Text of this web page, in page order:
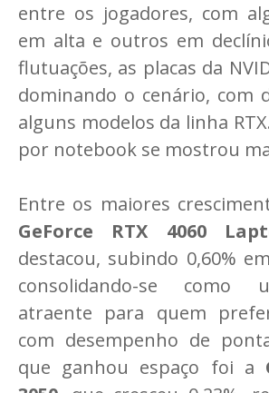
entre os jogadores, com
em alta e outros em
flutuações, as placas da
dominando o cenário, com
alguns modelos da linha
por notebook se mostrou
Entre os maiores
GeForce RTX 4060
destacou, subindo 0,60%
consolidando-se como
atraente para quem
com desempenho de
que ganhou espaço foi a